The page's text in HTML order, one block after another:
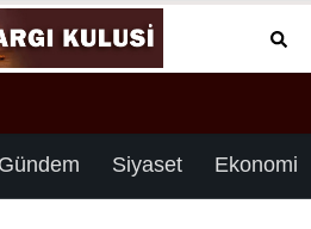
Gündem Siyaset Ekonomi